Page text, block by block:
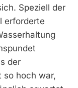
Speziell der
erforderte
der
so hoch war,